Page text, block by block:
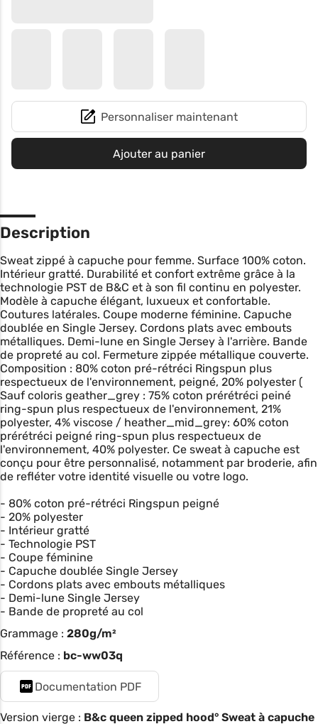
Personnaliser maintenant
Ajouter au panier
Description
Sweat zippé à capuche pour femme. Surface 100% coton.
Intérieur gratté. Durabilité et confort extrême grâce à la
technologie PST de B&C et à son fil continu en polyester.
Modèle à capuche élégant, luxueux et confortable.
Coutures latérales. Coupe moderne féminine. Capuche
doublée en Single Jersey. Cordons plats avec embouts
métalliques. Demi-lune en Single Jersey à l'arrière. Bande
de propreté au col. Fermeture zippée métallique couverte.
Composition : 80% coton pré-rétréci Ringspun plus
respectueux de l'environnement, peigné, 20% polyester (
Sauf coloris geather_grey : 75% coton prérétréci peiné
ring-spun plus respectueux de l'environnement, 21%
polyester, 4% viscose / heather_mid_grey: 60% coton
prérétréci peigné ring-spun plus respectueux de
l'environnement, 40% polyester. Ce sweat à capuche est
conçu pour être personnalisé, notamment par broderie, afin
de refléter votre identité visuelle ou votre logo.
- 80% coton pré-rétréci Ringspun peigné
- 20% polyester
- Intérieur gratté
- Technologie PST
- Coupe féminine
- Capuche doublée Single Jersey
- Cordons plats avec embouts métalliques
- Demi-lune Single Jersey
- Bande de propreté au col
Grammage : 280g/m²
Référence : bc-ww03q
Documentation PDF
Version vierge : B&c queen zipped hood° Sweat à capuche